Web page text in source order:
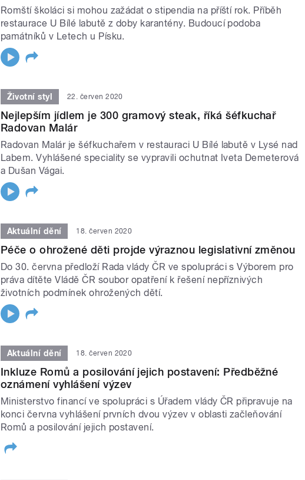
Romští školáci si mohou zažádat o stipendia na příští rok. Příběh
restaurace U Bílé labutě z doby karantény. Budoucí podoba
památníků v Letech u Písku.
Životní styl 22. červen 2020
Nejlepším jídlem je 300 gramový steak, říká šéfkuchař
Radovan Malár
Radovan Malár je šéfkuchařem v restauraci U Bílé labutě v Lysé nad
Labem. Vyhlášené speciality se vypravili ochutnat Iveta Demeterová
a Dušan Vágai.
Aktuální dění 18. červen 2020
Péče o ohrožené děti projde výraznou legislativní změnou
Do 30. června předloží Rada vlády ČR ve spolupráci s Výborem pro
práva dítěte Vládě ČR soubor opatření k řešení nepříznivých
životních podmínek ohrožených dětí.
Aktuální dění 18. červen 2020
Inkluze Romů a posilování jejich postavení: Předběžné
oznámení vyhlášení výzev
Ministerstvo financí ve spolupráci s Úřadem vlády ČR připravuje na
konci června vyhlášení prvních dvou výzev v oblasti začleňování
Romů a posilování jejich postavení.